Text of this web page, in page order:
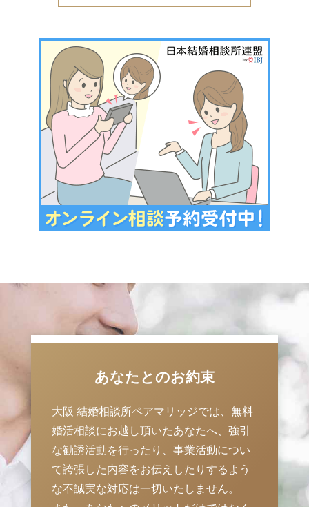
あなたとのお約束
大阪 結婚相談所ペアマリッジでは、無料
婚活相談にお越し頂いたあなたへ、強引
な勧誘活動を行ったり、事業活動につい
て誇張した内容をお伝えしたりするよう
な不誠実な対応は一切いたしません。